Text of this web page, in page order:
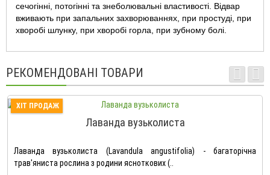
сечогінні, потогінні та знеболювальні властивості. Відвар
вживають при запальних захворюваннях, при простуді, при
хворобі шлунку, при хворобі горла, при зубному болі.
РЕКОМЕНДОВАНІ ТОВАРИ
ХІТ ПРОДАЖ
Лаванда вузьколиста
Лаванда вузьколиста (Lavandula angustifolia) - багаторічна
трав'яниста рослина з родини ясноткових (..